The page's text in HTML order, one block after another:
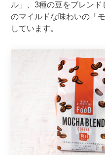
ル」、3種の豆をブレン
のマイルドな味わいの「
しています。